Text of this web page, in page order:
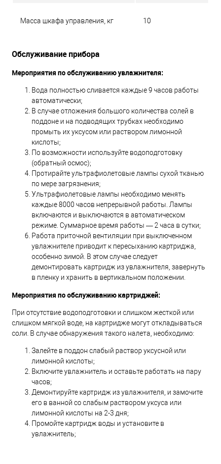
Масса шкафа управления, кг 10
Обслуживание прибора
Мероприятия по обслуживанию увлажнителя:
Вода полностью сливается каждые 9 часов работы
автоматически;
В случае отложения большого количества солей в
поддоне и на подводящих трубках необходимо
промыть их уксусом или раствором лимонной
кислоты;
По возможности используйте водоподготовку
(обратный осмос);
Протирайте ультрафиолетовые лампы сухой тканью
по мере загрязнения;
Ультрафиолетовые лампы необходимо менять
каждые 8000 часов непрерывной работы. Лампы
включаются и выключаются в автоматическом
режиме. Суммарное время работы — 2 часа в сутки;
Работа приточной вентиляции при выключенном
увлажнителе приводит к пересыханию картриджа,
особенно зимой. В этом случае следует
демонтировать картридж из увлажнителя, завернуть
в пленку и хранить в вертикальном положении.
Мероприятия по обслуживанию картриджей:
При отсутствие водоподготовки и слишком жесткой или
слишком мягкой воде, на картридже могут откладываться
соли. В случае обнаружения такого налета, необходимо:
Залейте в поддон слабый раствор уксусной или
лимонной кислоты;
Включите увлажнитель и оставьте работать на пару
часов;
Демонтируйте картридж из увлажнителя, и замочите
его в ванной со слабым раствором уксуса или
лимонной кислоты на 2-3 дня;
Промойте картридж воды и установите в
увлажнитель;